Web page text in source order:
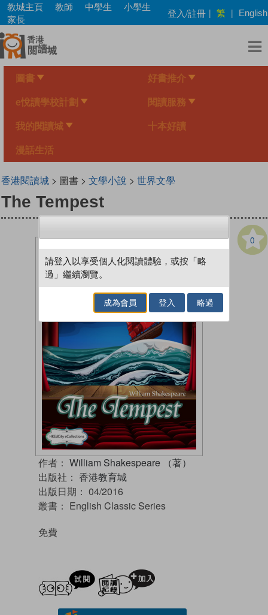
Skip
main
content
教城主頁 教師 中學生
小學生
家長
登入/註冊 | 繁 | English
圖書 好書推介
e悅讀學校計劃 閱讀服務
我的閱讀城 十本好讀
漫話生活
香港閱讀城> 圖書 > 文學小說 > 世界文學
The Tempest
0
作者： William Shakespeare （著）
出版社： 香港教育城
出版日期： 04/2016
叢書： English Classic Series
免費
試閲
請登入以享受個人化閱讀體驗，或按「略
過」繼續瀏覽。
成為會員 登入 略過